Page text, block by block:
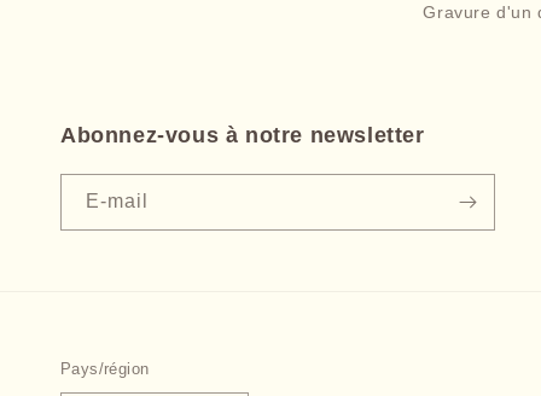
Gravure d'un
Abonnez-vous à notre newsletter
E-mail
Pays/région